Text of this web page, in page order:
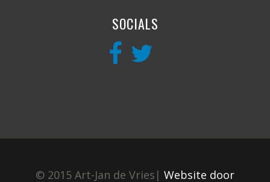
SOCIALS
© 2015 Art-Jan de Vries| Website door